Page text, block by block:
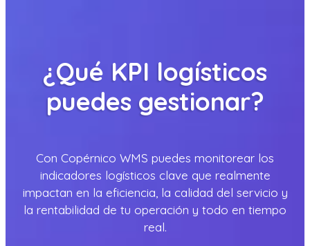
¿Qué KPI logísticos
puedes gestionar?
Con Copérnico WMS puedes monitorear los
indicadores logísticos clave que realmente
impactan en la eficiencia, la calidad del servicio y
la rentabilidad de tu operación y todo en tiempo
real.